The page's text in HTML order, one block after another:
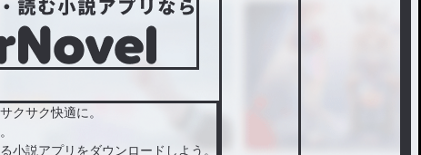
クサク快適に。
小説アプリをダウンロードしよう。